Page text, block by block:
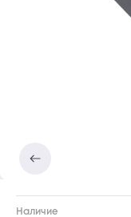
Наличие